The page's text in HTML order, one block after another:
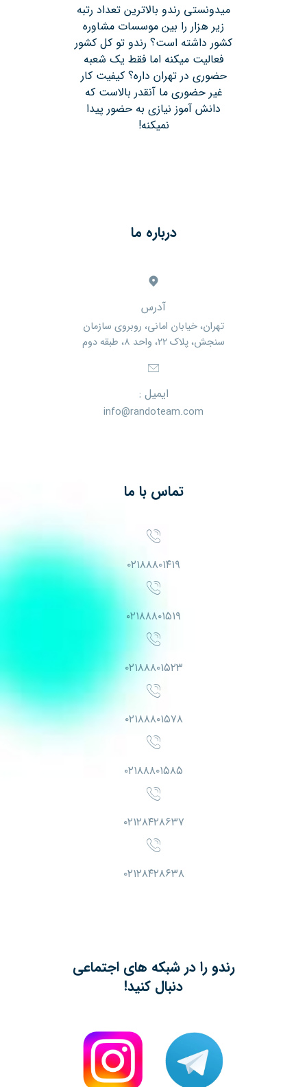
میدونستی رندو بالاترین تعداد رتبه
زیر هزار را بین موسسات مشاوره
کشور داشته است؟ رندو تو کل کشور
فعالیت میکنه اما فقط یک شعبه
حضوری در تهران داره؟ کیفیت کار
غیر حضوری ما آنقدر بالاست که
دانش آموز نیازی به حضور پیدا
نمیکنه!
درباره ما
آدرس
تهران، خیابان امانی، روبروی سازمان
سنجش، پلاک ۲۲، واحد ۸، طبقه دوم
ایمیل :
info@randoteam.com
تماس با ما
۰۲۱۸۸۸۰۱۴۱۹
۰۲۱۸۸۸۰۱۵۱۹
۰۲۱۸۸۸۰۱۵۲۳
۰۲۱۸۸۸۰۱۵۷۸
۰۲۱۸۸۸۰۱۵۸۵
۰۲۱۲۸۴۲۸۶۳۷
۰۲۱۲۸۴۲۸۶۳۸
رندو را در شبکه های اجتماعی
دنبال کنید!